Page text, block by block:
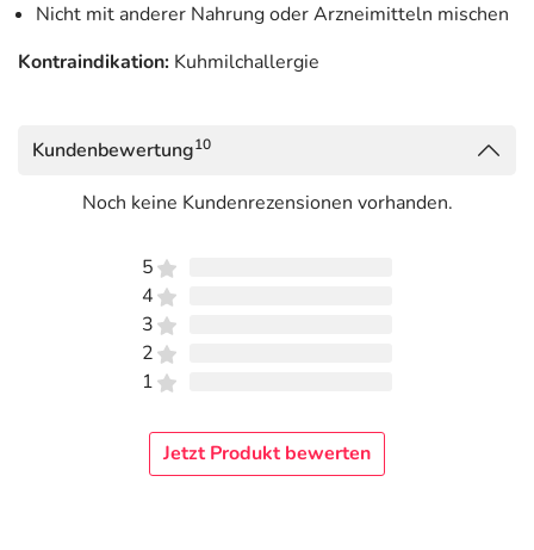
Nicht mit anderer Nahrung oder Arzneimitteln mischen
Kontraindikation: Kuhmilchallergie
Kundenbewertung10
Noch keine Kundenrezensionen vorhanden.
5
4
3
2
1
Jetzt Produkt bewerten